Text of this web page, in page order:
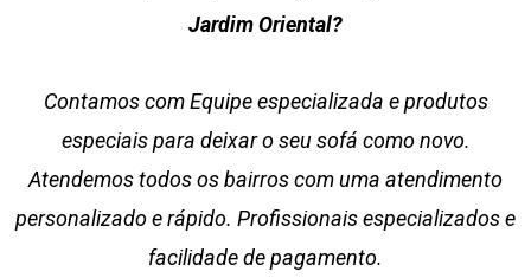
Jardim Oriental?
Contamos com Equipe especializada e produtos
especiais para deixar o seu sofá como novo.
Atendemos todos os bairros com uma atendimento
personalizado e rápido. Profissionais especializados e
facilidade de pagamento.